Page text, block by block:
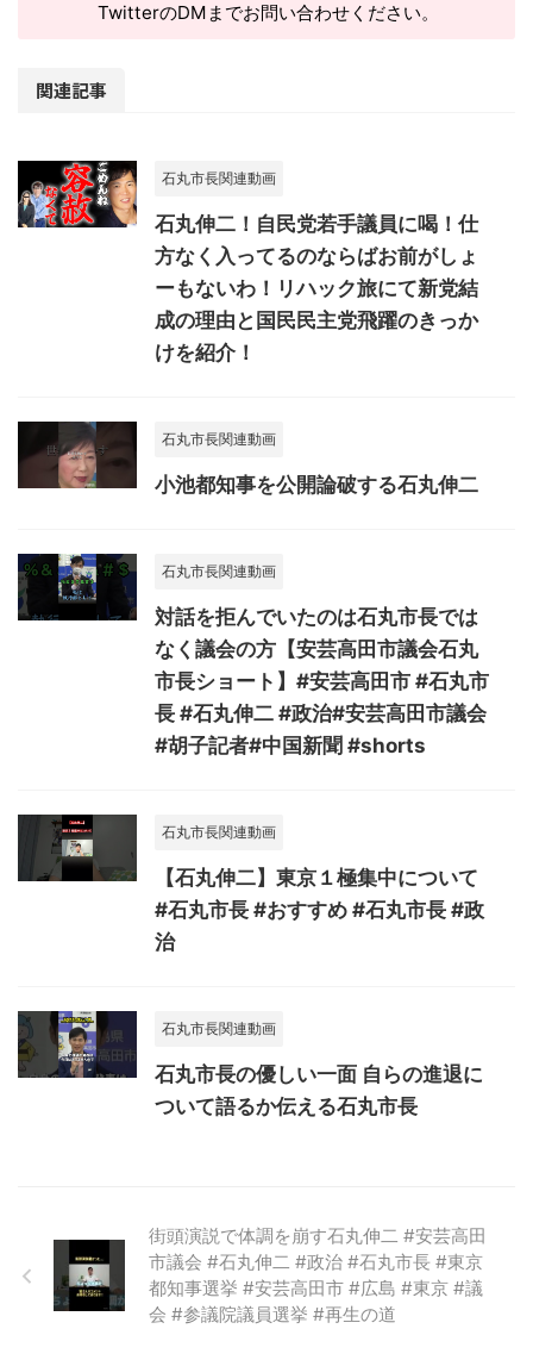
TwitterのDMまでお問い合わせください。
関連記事
石丸市長関連動画
石丸伸二！自民党若手議員に喝！仕
方なく入ってるのならばお前がしょ
ーもないわ！リハック旅にて新党結
成の理由と国民民主党飛躍のきっか
けを紹介！
石丸市長関連動画
小池都知事を公開論破する石丸伸二
石丸市長関連動画
対話を拒んでいたのは石丸市長では
なく議会の方【安芸高田市議会石丸
市長ショート】#安芸高田市 #石丸市
長 #石丸伸二 #政治#安芸高田市議会
#胡子記者#中国新聞 #shorts
石丸市長関連動画
【石丸伸二】東京１極集中について
#石丸市長 #おすすめ #石丸市長 #政
治
石丸市長関連動画
石丸市長の優しい一面 自らの進退に
ついて語るか伝える石丸市長
街頭演説で体調を崩す石丸伸二 #安芸高田
市議会 #石丸伸二 #政治 #石丸市長 #東京
都知事選挙 #安芸高田市 #広島 #東京 #議
会 #参議院議員選挙 #再生の道